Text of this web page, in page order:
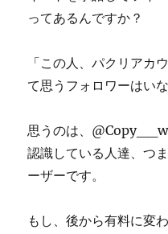
ってあるんですか？
「この人、パクリアカ
て思うフォロワーはいな
思うのは、
認識している人達、つ
ーザーです。
もし、後から有料に変